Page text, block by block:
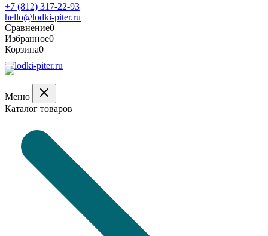
+7 (812) 317-22-93
hello@lodki-piter.ru
Сравнение0
Избранное0
Корзина0
Меню
Каталог товаров